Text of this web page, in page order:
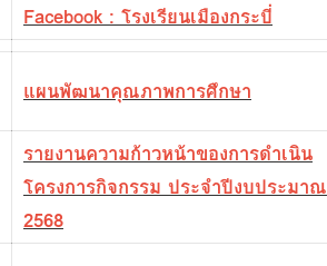
Facebook : โรงเรียนเมืองกระบี่
แผนพัฒนาคุณภาพการศึกษา
รายงานความก้าวหน้าของการดำเนิน
โครงการกิจกรรม ประจำปีงบประมาณ
2568